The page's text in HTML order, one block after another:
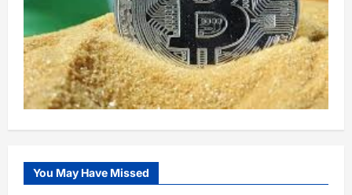
You May Have Missed